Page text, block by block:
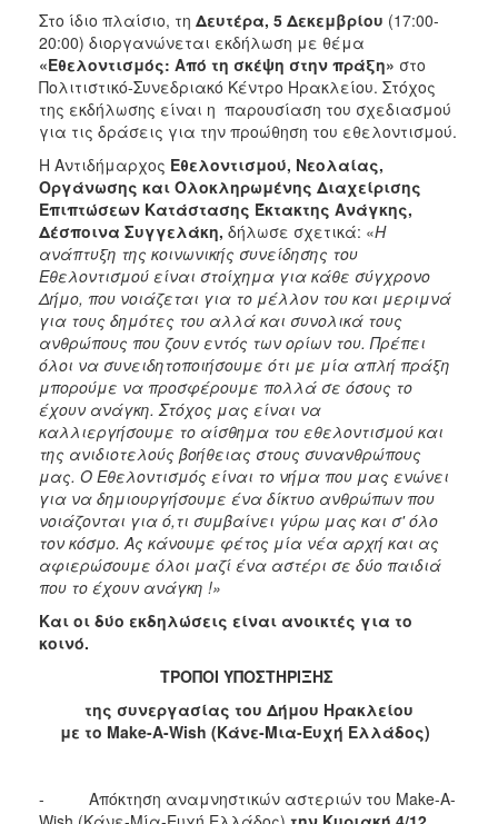
Στο ίδιο πλαίσιο, τη Δευτέρα, 5 Δεκεμβρίου (17:00-
20:00) διοργανώνεται εκδήλωση με θέμα
«Εθελοντισμός: Από τη σκέψη στην πράξη» στο
Πολιτιστικό-Συνεδριακό Κέντρο Ηρακλείου. Στόχος
της εκδήλωσης είναι η παρουσίαση του σχεδιασμού
για τις δράσεις για την προώθηση του εθελοντισμού.
Η Αντιδήμαρχος Εθελοντισμού, Νεολαίας,
Οργάνωσης και Ολοκληρωμένης Διαχείρισης
Επιπτώσεων Κατάστασης Έκτακτης Ανάγκης,
Δέσποινα Συγγελάκη, δήλωσε σχετικά: «Η
ανάπτυξη της κοινωνικής συνείδησης του
Εθελοντισμού είναι στοίχημα για κάθε σύγχρονο
Δήμο, που νοιάζεται για το μέλλον του και μεριμνά
για τους δημότες του αλλά και συνολικά τους
ανθρώπους που ζουν εντός των ορίων του. Πρέπει
όλοι να συνειδητοποιήσουμε ότι με μία απλή πράξη
μπορούμε να προσφέρουμε πολλά σε όσους το
έχουν ανάγκη. Στόχος μας είναι να
καλλιεργήσουμε το αίσθημα του εθελοντισμού και
της ανιδιοτελούς βοήθειας στους συνανθρώπους
μας. Ο Εθελοντισμός είναι το νήμα που μας ενώνει
για να δημιουργήσουμε ένα δίκτυο ανθρώπων που
νοιάζονται για ό,τι συμβαίνει γύρω μας και σ' όλο
τον κόσμο. Ας κάνουμε φέτος μία νέα αρχή και ας
αφιερώσουμε όλοι μαζί ένα αστέρι σε δύο παιδιά
που το έχουν ανάγκη !»
Και οι δύο εκδηλώσεις είναι ανοικτές για το
κοινό.
ΤΡΟΠΟΙ ΥΠΟΣΤΗΡΙΞΗΣ
της συνεργασίας του Δήμου Ηρακλείου
με το Make-A-Wish (Κάνε-Mια-Eυχή Ελλάδος)
- Απόκτηση αναμνηστικών αστεριών του Make-A-